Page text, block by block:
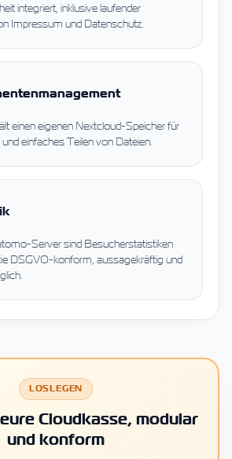
integriert, inklusive laufender
Impressum und Datenschutz.
einen eigenen Nextcloud-Speicher für
einfaches Teilen von Dateien.
Server sind Besucherstatistiken
DSGVO-konform, aussagekräftig und
LOSLEGEN
Cloudkasse, modular
und konform